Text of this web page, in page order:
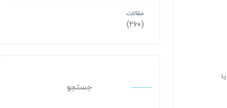
مقالات
(۲۶۰)
جستجو